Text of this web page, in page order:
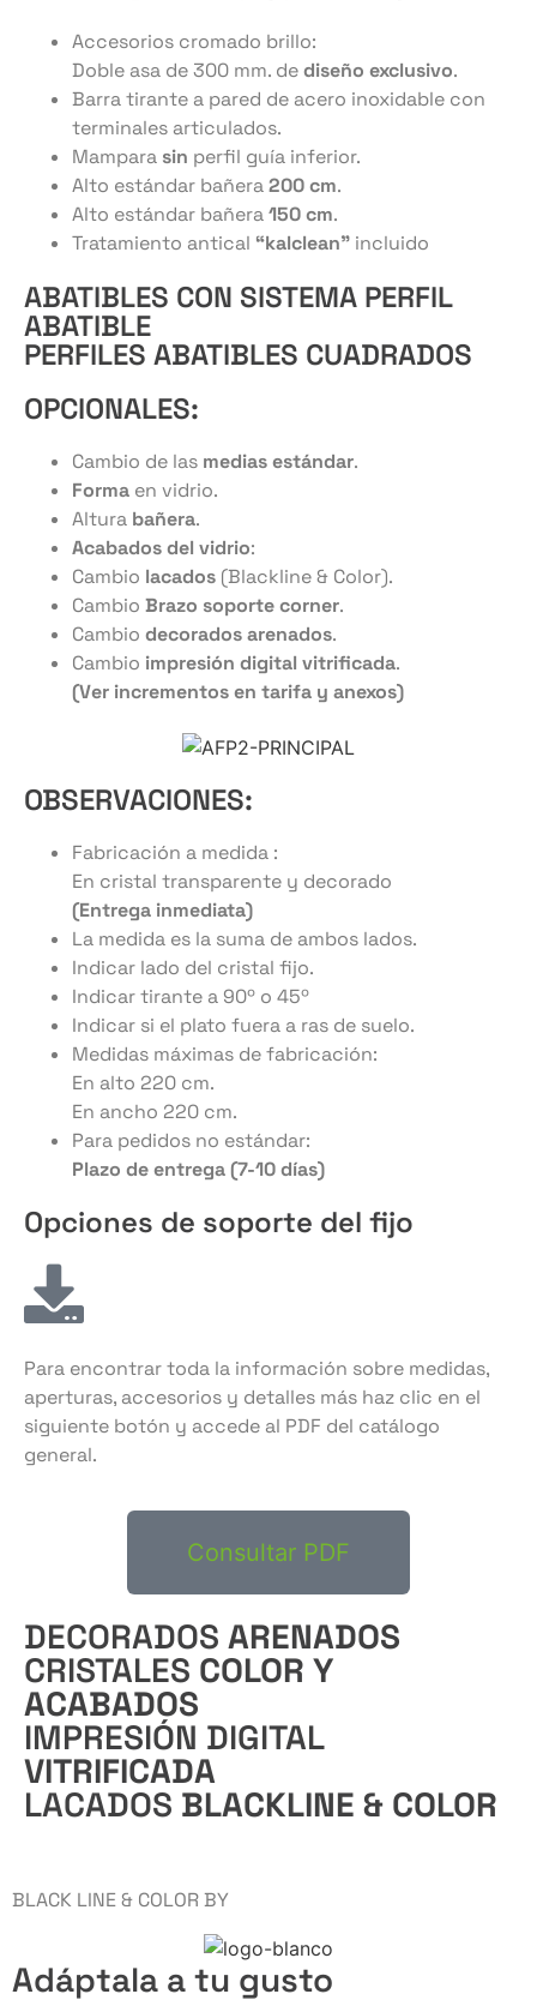
Accesorios cromado brillo:
Doble asa de 300 mm. dediseño exclusivo.
Barra tirante a pared de acero inoxidable con
terminales articulados.
Mampara sin perfil guía inferior.
Alto estándar bañera200 cm.
Alto estándar bañera150 cm.
Tratamiento antical “kalclean” incluido
ABATIBLES CON SISTEMA PERFIL
ABATIBLE
PERFILES ABATIBLES CUADRADOS
OPCIONALES:
Cambio de las medias estándar.
Forma en vidrio.
Altura bañera.
Acabados del vidrio:
Cambio lacados (Blackline & Color).
Cambio Brazo soporte corner.
Cambio decorados arenados.
Cambio impresión digital vitrificada.
(Ver incrementos en tarifa y anexos)
OBSERVACIONES:
Fabricación a medida :
En cristal transparente y decorado
(Entrega inmediata)
La medida es la suma de ambos lados.
Indicar lado del cristal fijo.
Indicar tirante a 90º o 45º
Indicar si el plato fuera a ras de suelo.
Medidas máximas de fabricación:
En alto 220 cm.
En ancho 220 cm.
Para pedidos no estándar:
Plazo de entrega (7-10 días)
Opciones de soporte del fijo
Para encontrar toda la información sobre medidas,
aperturas, accesorios y detalles más haz clic en el
siguiente botón y accede al PDF del catálogo
general.
Consultar PDF
DECORADOS ARENADOS
CRISTALES COLOR Y
ACABADOS
IMPRESIÓN DIGITAL
VITRIFICADA
LACADOS BLACKLINE & COLOR
BLACK LINE & COLOR BY
Adáptala a tu gusto